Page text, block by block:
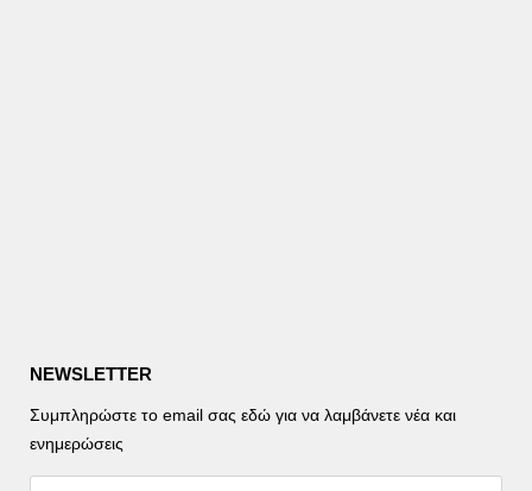
NEWSLETTER
Συμπληρώστε το email σας εδώ για να λαμβάνετε νέα και
ενημερώσεις